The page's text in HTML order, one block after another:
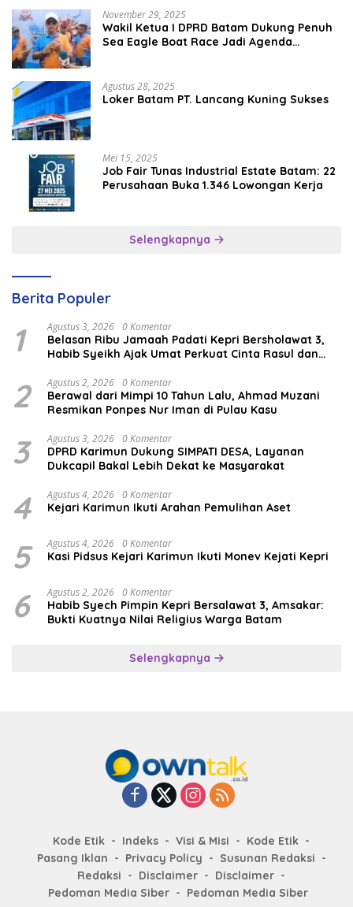
November 29, 2025
Wakil Ketua I DPRD Batam Dukung Penuh
Sea Eagle Boat Race Jadi Agenda
Agustus 28, 2025
Loker Batam PT. Lancang Kuning Sukses
Mei 15, 2025
Job Fair Tunas Industrial Estate Batam: 22
Perusahaan Buka 1.346 Lowongan Kerja
Selengkapnya
Berita Populer
1 Agustus 3, 2026 0 Komentar
Belasan Ribu Jamaah Padati Kepri Bersholawat 3,
Habib Syeikh Ajak Umat Perkuat Cinta Rasul dan
2 Agustus 2, 2026 0 Komentar
Berawal dari Mimpi 10 Tahun Lalu, Ahmad Muzani
Resmikan Ponpes Nur Iman di Pulau Kasu
3 Agustus 3, 2026 0 Komentar
DPRD Karimun Dukung SIMPATI DESA, Layanan
Dukcapil Bakal Lebih Dekat ke Masyarakat
4 Agustus 4, 2026 0 Komentar
Kejari Karimun Ikuti Arahan Pemulihan Aset
5 Agustus 4, 2026 0 Komentar
Kasi Pidsus Kejari Karimun Ikuti Monev Kejati Kepri
6 Agustus 2, 2026 0 Komentar
Habib Syech Pimpin Kepri Bersalawat 3, Amsakar:
Bukti Kuatnya Nilai Religius Warga Batam
Selengkapnya
Kode Etik Indeks Visi & Misi
Kode Etik
Pasang Iklan
Privacy Policy
Susunan Redaksi
Redaksi
Disclaimer
Disclaimer
Pedoman Media Siber
Pedoman Media Siber